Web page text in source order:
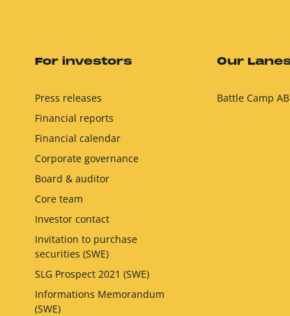
For investors
Press releases
Financial reports
Financial calendar
Corporate governance
Board & auditor
Core team
Investor contact
Invitation to purchase
securities (SWE)
SLG Prospect 2021 (SWE)
Informations Memorandum
(SWE)
Our
Battle Camp AB